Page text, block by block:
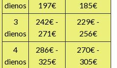
dienos
197€
185€
3
dienos
242€ -
271€
229€ -
256€
4
dienos
286€ -
325€
270€ -
305€